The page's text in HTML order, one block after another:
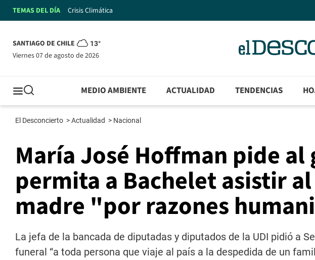
TEMAS DEL DÍA Crisis Climática
SANTIAGO DE CHILE 13°
viernes 07 de agosto de 2026
MEDIO AMBIENTE ACTUALIDAD TENDENCIAS
El Desconcierto >Actualidad > Nacional
María José Hoffman pide
permita a Bachelet asistir
madre "por razones
La jefa de la bancada de diputadas y diputados de la UDI pidió a
funeral “a toda persona que viaje al país a la despedida de un